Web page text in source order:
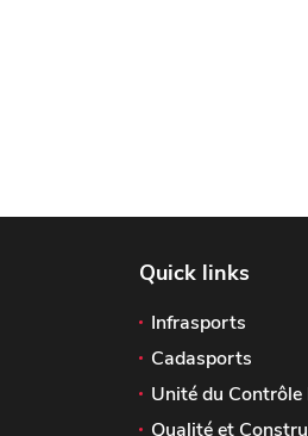
Quick links
Infrasports
Cadasports
Unité du
Qualité et